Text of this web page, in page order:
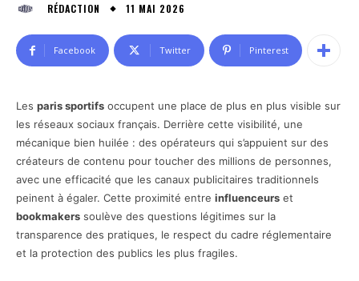
RÉDACTION 11 MAI 2026
Facebook Twitter Pinterest
Les paris sportifs occupent une place de plus en plus visible sur
les réseaux sociaux français. Derrière cette visibilité, une
mécanique bien huilée : des opérateurs qui s’appuient sur des
créateurs de contenu pour toucher des millions de personnes,
avec une efficacité que les canaux publicitaires traditionnels
peinent à égaler. Cette proximité entre influenceurs et
bookmakers soulève des questions légitimes sur la
transparence des pratiques, le respect du cadre réglementaire
et la protection des publics les plus fragiles.